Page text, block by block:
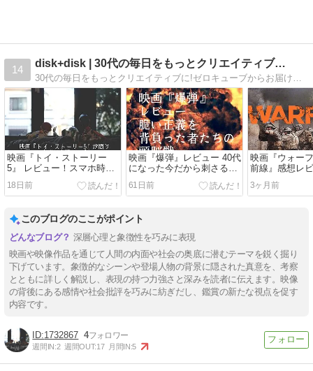
14
disk+disk | 30代の毎日をもっとクリエイティブ…
30代の毎日をもっとクリエイティブに!ゼロキューブからお届けするライフスタイル提案ブログ
映画『トイ・ストーリー
5』 レビュー！スマホ時代
の「本当の友達」とは？40
代の親世代にこそ刺さるシ
18日前
映画『爆弾』レビュー 40代
になった今だから刺さる。
犯人探しより苦しかった
「正義を背負う大人たち」
61日前
映画『ウォー
前線』感想レ
すぎる戦場体
る「戦争の正
3ヶ月前
このブログのここがポイント
深層心理と象徴性を巧みに表現
映画や映像作品を通じて人間の内面や社会の奥底に潜むテーマを鋭く掘り
下げています。象徴的なシーンや登場人物の背景に隠された真意を、考察
とともに詳しく解説し、表現の持つ力強さと深みを読者に伝えます。映像
の背後にある感情や社会批評を巧みに紡ぎだし、鑑賞の新たな視点を促す
内容です。
1732867 4
週間IN:2 週間OUT:17 月間IN:5